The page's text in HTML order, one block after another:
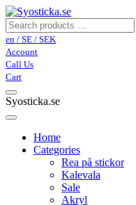
en / SE / SEK
Account
Call Us
Cart
Syosticka.se
Home
Categories
Rea på stickor
Kalevala
Sale
Akryl